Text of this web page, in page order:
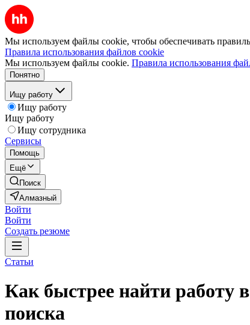
Мы используем файлы cookie, чтобы обеспечивать
Правила использования файлов cookie
Мы используем файлы cookie. Правила использования
Понятно
Ищу работу
Ищу работу
Ищу работу
Ищу сотрудника
Сервисы
Помощь
Ещё
Поиск
Алмазный
Войти
Войти
Создать резюме
Статьи
Как быстрее найти работу
поиска